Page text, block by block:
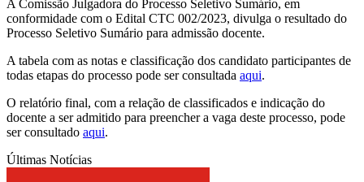
A Comissão Julgadora do Processo Seletivo Sumário, em
conformidade com o Edital CTC 002/2023, divulga o resultado do
Processo Seletivo Sumário para admissão docente.
A tabela com as notas e classificação dos candidato participantes de
todas etapas do processo pode ser consultada aqui.
O relatório final, com a relação de classificados e indicação do
docente a ser admitido para preencher a vaga deste processo, pode
ser consultado aqui.
Últimas Notícias